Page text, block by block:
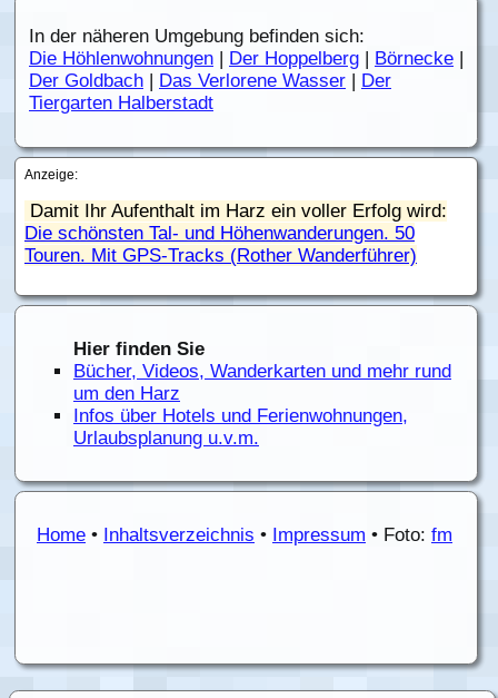
In der näheren Umgebung befinden sich:
Die Höhlenwohnungen | Der Hoppelberg | Börnecke |
Der Goldbach | Das Verlorene Wasser | Der
Tiergarten Halberstadt
Anzeige:
Damit Ihr Aufenthalt im Harz ein voller Erfolg wird:
Die schönsten Tal- und Höhenwanderungen. 50
Touren. Mit GPS-Tracks (Rother Wanderführer)
Hier finden Sie
Bücher, Videos, Wanderkarten und mehr rund
um den Harz
Infos über Hotels und Ferienwohnungen,
Urlaubsplanung u.v.m.
Home • Inhaltsverzeichnis • Impressum • Foto: fm